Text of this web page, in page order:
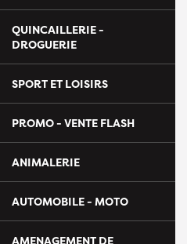
QUINCAILLERIE -
DROGUERIE
SPORT ET LOISIRS
PROMO - VENTE FLASH
ANIMALERIE
AUTOMOBILE - MOTO
AMENAGEMENT DE